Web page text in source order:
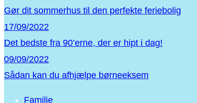
Gør dit sommerhus til den perfekte feriebolig
17/09/2022
Det bedste fra 90’erne, der er hipt i dag!
09/09/2022
Sådan kan du afhjælpe børneeksem
Familie